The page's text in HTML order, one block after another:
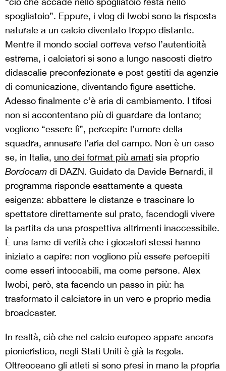
spogliatoio”. Eppure, i vlog di Iwobi sono la risposta
naturale a un calcio diventato troppo distante.
Mentre il mondo social correva verso l’autenticità
estrema, i calciatori si sono a lungo nascosti dietro
didascalie preconfezionate e post gestiti da agenzie
di comunicazione, diventando figure asettiche.
Adesso finalmente c’è aria di cambiamento. I tifosi
non si accontentano più di guardare da lontano;
vogliono “essere lì”, percepire l’umore della
squadra, annusare l’aria del campo. Non è un caso
se, in Italia, uno dei format più amati sia proprio
Bordocam di DAZN. Guidato da Davide Bernardi, il
programma risponde esattamente a questa
esigenza: abbattere le distanze e trascinare lo
spettatore direttamente sul prato, facendogli vivere
la partita da una prospettiva altrimenti inaccessibile.
È una fame di verità che i giocatori stessi hanno
iniziato a capire: non vogliono più essere percepiti
come esseri intoccabili, ma come persone. Alex
Iwobi, però, sta facendo un passo in più: ha
trasformato il calciatore in un vero e proprio media
broadcaster.
In realtà, ciò che nel calcio europeo appare ancora
pionieristico, negli Stati Uniti è già la regola.
Oltreoceano gli atleti si sono presi in mano la propria